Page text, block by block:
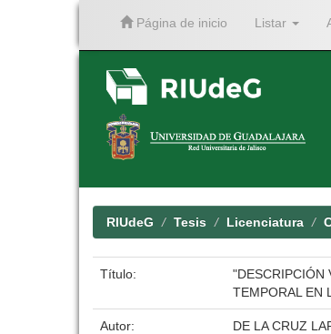
Página de inicio Listar
RIUdeG Tesis Licenciatura
Título:
"DESCRIPCIÓN
TEMPORAL EN
Autor: DE LA CRUZ